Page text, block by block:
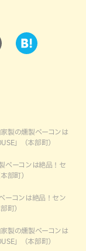
製の燻製ベーコンは
」（本部町）
ベーコンは絶品！セ
部町）
ーコンは絶品！セン
町）
製の燻製ベーコンは
」（本部町）